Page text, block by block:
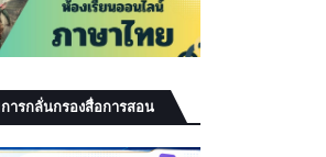
ารกลั่นกรองสื่อการสอน